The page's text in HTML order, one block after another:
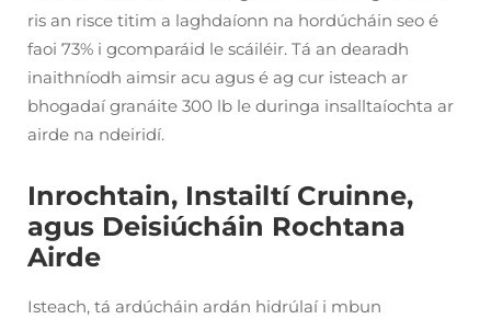
ris an risce titim a laghdaíonn na hordúcháin seo é
faoi 73% i gcomparáid le scáiléir. Tá an dearadh
inaithníodh aimsir acu agus é ag cur isteach ar
bhogadaí granáite 300 lb le duringa insalltaíochta ar
airde na ndeiridí.
Inrochtain, Instailtí Cruinne,
agus Deisiúcháin Rochtana
Airde
Isteach, tá ardúcháin ardán hidrúlaí i mbun